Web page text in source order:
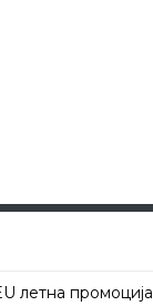
летна промоција